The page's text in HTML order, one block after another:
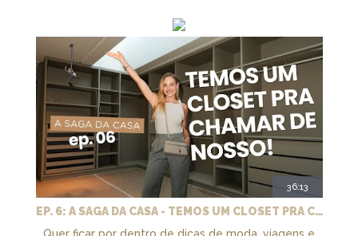
36:13
EP. 6: A SAGA DA CASA - TEMOS UM CLOSET PRA CHAMAR DE NOSSO + MARCENARIA E PAISAGISMO
Quer ficar por dentro de dicas de moda, viagens e